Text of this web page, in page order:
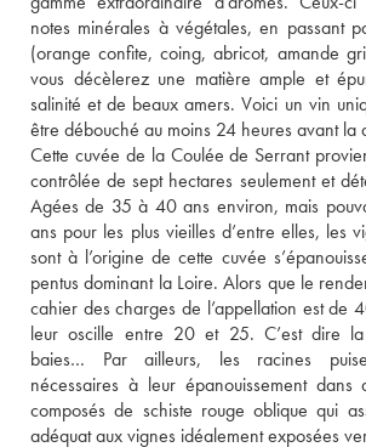
notes minérales à végétales, en passant
(orange confite, coing, abricot, amande
vous décèlerez une matière ample et
salinité et de beaux amers. Voici un vin
être débouché au moins 24 heures avant la
Cette cuvée de la Coulée de Serrant
contrôlée de sept hectares seulement et
Agées de 35 à 40 ans environ, mais
ans pour les plus vieilles d’entre elles, les
sont à l’origine de cette cuvée
pentus dominant la Loire. Alors que le
cahier des charges de l’appellation est de
leur oscille entre 20 et 25. C’est dire la
baies… Par ailleurs, les racines
nécessaires à leur épanouissement dans
composés de schiste rouge oblique qui
adéquat aux vignes idéalement exposées